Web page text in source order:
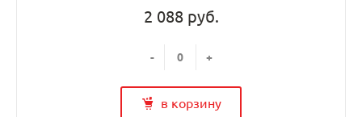
2 088 руб.
- +
в корзину